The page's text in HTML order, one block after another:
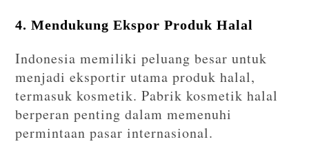
4. Mendukung Ekspor Produk Halal
Indonesia memiliki peluang besar untuk
menjadi eksportir utama produk halal,
termasuk kosmetik. Pabrik kosmetik halal
berperan penting dalam memenuhi
permintaan pasar internasional.